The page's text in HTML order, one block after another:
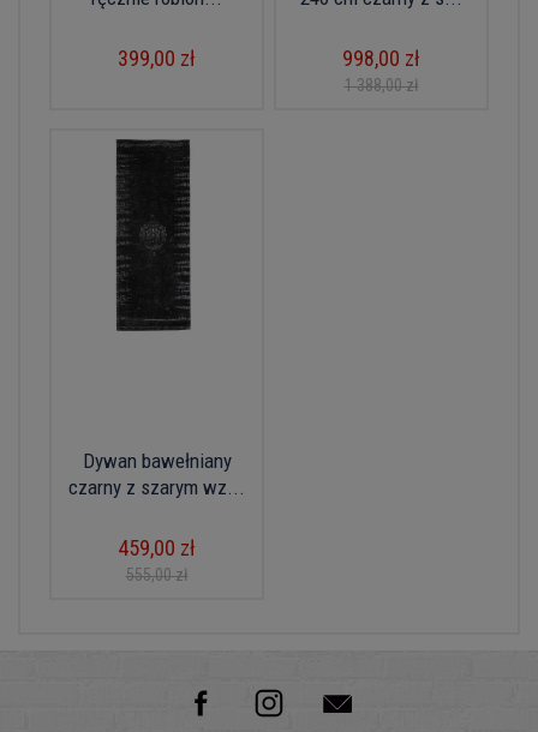
399,00 zł 998,00 zł
1 388,00 zł
Dywan bawełniany
czarny z szarym wz...
459,00 zł
555,00 zł